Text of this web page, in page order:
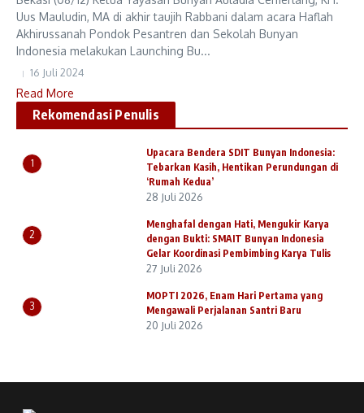
Uus Mauludin, MA di akhir taujih Rabbani dalam acara Haflah
Akhirussanah Pondok Pesantren dan Sekolah Bunyan
Indonesia melakukan Launching Bu...
16 Juli 2024
Read More
Rekomendasi Penulis
1
Upacara Bendera SDIT Bunyan Indonesia:
Tebarkan Kasih, Hentikan Perundungan di
‘Rumah Kedua’
28 Juli 2026
2
Menghafal dengan Hati, Mengukir Karya
dengan Bukti: SMAIT Bunyan Indonesia
Gelar Koordinasi Pembimbing Karya Tulis
27 Juli 2026
3
MOPTI 2026, Enam Hari Pertama yang
Mengawali Perjalanan Santri Baru
20 Juli 2026